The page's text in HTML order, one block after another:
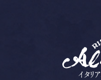
西麻布で人
ストランテ
人気のイタリ
間は記念日や
め。こちらか